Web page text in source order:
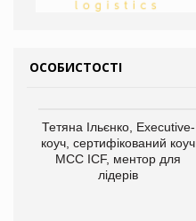
ОСОБИСТОСТІ
Тетяна Ільєнко, Executive-
коуч, сертифікований коуч
МСС ICF, ментор для
лідерів